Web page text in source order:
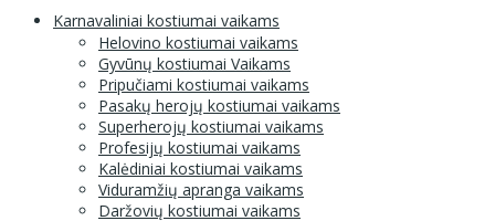
Karnavaliniai kostiumai vaikams
Helovino kostiumai vaikams
Gyvūnų kostiumai Vaikams
Pripučiami kostiumai vaikams
Pasakų herojų kostiumai vaikams
Superherojų kostiumai vaikams
Profesijų kostiumai vaikams
Kalėdiniai kostiumai vaikams
Viduramžių apranga vaikams
Daržovių kostiumai vaikams